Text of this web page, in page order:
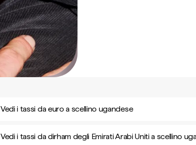
Vedi i tassi da euro a scellino ugandese
Vedi i tassi da dirham degli Emirati Arabi Uniti a scellino